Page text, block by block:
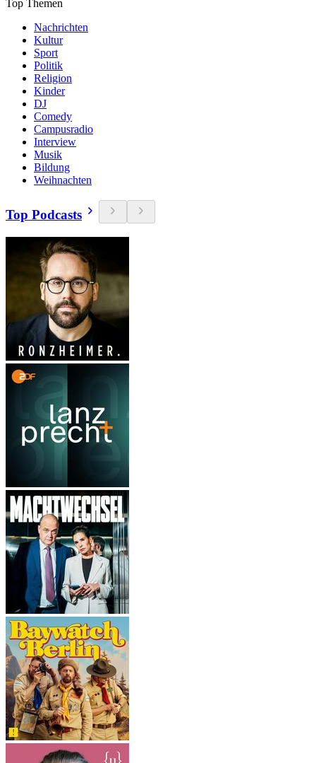
Top Themen
Nachrichten
Kultur
Sport
Politik
Religion
Kinder
DJ
Comedy
Campusradio
Interview
Musik
Bildung
Weihnachten
Top Podcasts